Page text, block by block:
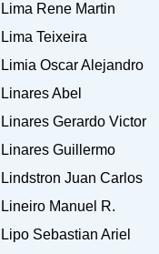
Lima Rene Martin
Lima Teixeira
Limia Oscar Alejandro
Linares Abel
Linares Gerardo Victor
Linares Guillermo
Lindstron Juan Carlos
Lineiro Manuel R.
Lipo Sebastian Ariel